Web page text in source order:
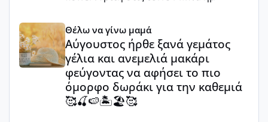
Αύγουστος ήρθε ξανά γεμάτος γέλια και ανεμελιά
Θέλω να γίνω μαμά
Αύγουστος ήρθε ξανά γεμάτος
γέλια και ανεμελιά μακάρι
φεύγοντας να αφήσει το πιο
όμορφο δωράκι για την καθεμιά
🥰🍒🍉🏝️🏖️🥰